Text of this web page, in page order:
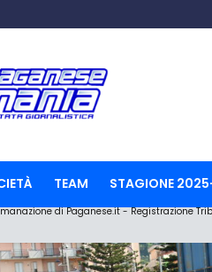
TEAM STAGIONE
di Paganese.it - Registrazione